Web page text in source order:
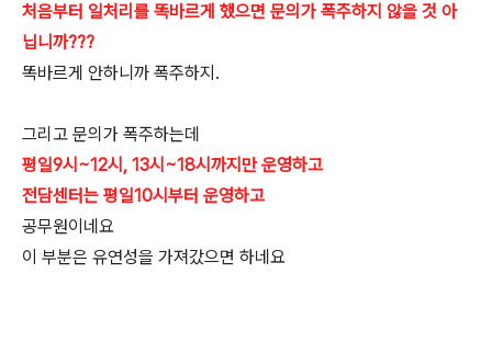
처음부터 일처리를 똑바르게 했으면 문의가 폭주하지 않을 것 아
닙니까???
똑바르게 안하니까 폭주하지.
그리고 문의가 폭주하는데
평일9시~12시, 13시~18시까지만 운영하고
전담센터는 평일10시부터 운영하고
공무원이네요
이 부분은 유연성을 가져갔으면 하네요